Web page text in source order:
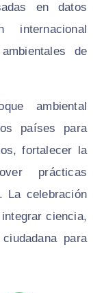
en datos
de
ambiental
países para
fortalecer la
prácticas
La celebración
ciencia,
para